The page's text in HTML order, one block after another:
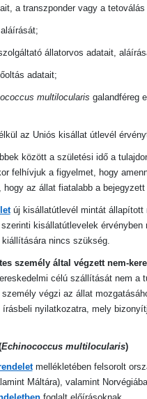
a transzponder vagy a
állatorvos adatait,
adatait;
multilocularis galandféreg
az Uniós kisállat útlevél
között a születési idő a
felhívjuk a figyelmet, hogy
hogy az állat fiatalabb a
új kisállatútlevél mintát állapított
kisállatútlevelek
nincs szükség.
személy által végzett nem-
célú szállítását nem a
végzi az állat
írásbeli nyilatkozatra, mely
Echinococcus multilocularis)
mellékletében felsorolt
Máltára), valamint